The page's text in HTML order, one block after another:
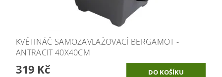
KVĚTINÁČ SAMOZAVLAŽOVACÍ BERGAMOT -
ANTRACIT 40X40CM
319 Kč